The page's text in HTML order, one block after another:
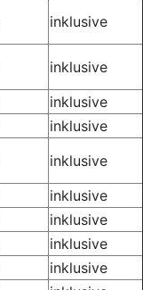
inklusive
inklusive
inklusive
inklusive
inklusive
inklusive
inklusive
inklusive
inklusive